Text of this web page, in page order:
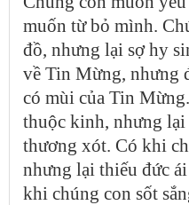
muốn từ bỏ mình.
đồ, nhưng lại sợ hy
về Tin Mừng, nhưng
có mùi của Tin
thuộc kinh, nhưng
thương xót. Có khi
nhưng lại thiếu đức
khi chúng con sốt